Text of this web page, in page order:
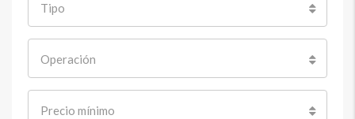
Tipo
Operación
Precio mínimo